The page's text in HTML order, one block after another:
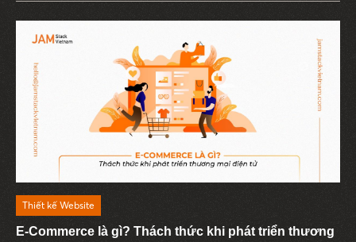
Thiết kế Website
E-Commerce là gì? Thách thức khi phát triển thương